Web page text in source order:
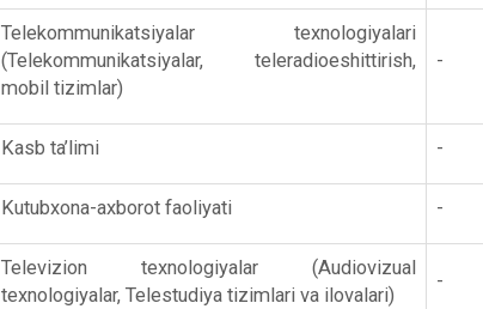
Telekommunikatsiyalar texnologiyalari
(Telekommunikatsiyalar, teleradioeshittirish,
mobil tizimlar)
-
Kasb ta’limi -
Kutubxona-axborot faoliyati -
Televizion texnologiyalar (Audiovizual
texnologiyalar, Telestudiya tizimlari va ilovalari)
-